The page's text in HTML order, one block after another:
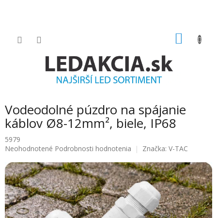
Vodeodolné púzdro na spájanie
káblov Ø8-12mm², biele, IP68
5979
Priemerné
produktu
je
0.0
z
5
hviezdičiek.
Neohodnotené Podrobnosti hodnotenia Značka: V-TAC